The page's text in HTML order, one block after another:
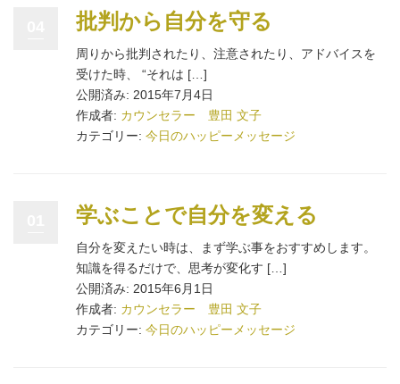
批判から自分を守る
周りから批判されたり、注意されたり、アドバイスを
受けた時、 “それは […]
公開済み: 2015年7月4日
作成者: カウンセラー 豊田 文子
カテゴリー: 今日のハッピーメッセージ
学ぶことで自分を変える
自分を変えたい時は、まず学ぶ事をおすすめします。
知識を得るだけで、思考が変化す […]
公開済み: 2015年6月1日
作成者: カウンセラー 豊田 文子
カテゴリー: 今日のハッピーメッセージ